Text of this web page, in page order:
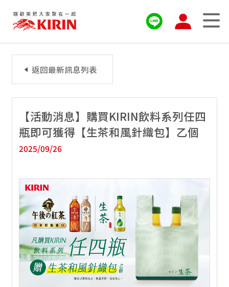
【活動消息】購買KIRIN飲料系列任四
瓶即可獲得【生茶和風針織包】乙個
2025/09/26
返回最新訊息列表